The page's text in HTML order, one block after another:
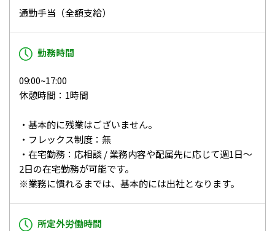
通勤手当（全額支給）
勤務時間
09:00~17:00
休憩時間：1時間
・基本的に残業はございません。
・フレックス制度：無
・在宅勤務：応相談 / 業務内容や配属先に応じて週1日～
2日の在宅勤務が可能です。
※業務に慣れるまでは、基本的には出社となります。
所定外労働時間